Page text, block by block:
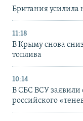
Британия усилила
11:18
В Крыму снова
топлива
10:14
В СБС ВСУ заявили
российского